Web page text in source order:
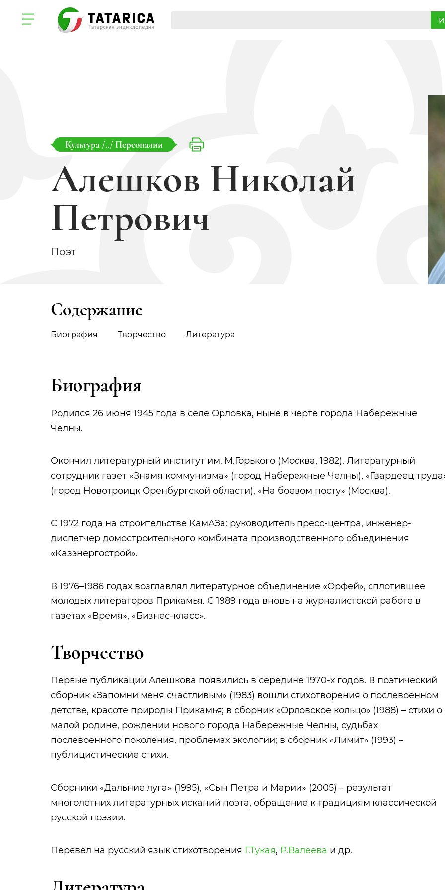
Культура /../ Персоналии
Алешков Николай
Петрович
Поэт
Содержание
Биография Творчество Литература
Биография
Родился 26 июня 1945 года в селе Орловка, ныне в черте города Набережные
Челны.
Окончил литературный институт им. М.Горького (Москва, 1982). Литературный
сотрудник газет «Знамя коммунизма» (город Набережные Челны), «Гвардеец
(город Новотроицк Оренбургской области), «На боевом посту» (Москва).
С 1972 года на строительстве КамАЗа: руководитель пресс-центра, инженер-
диспетчер домостроительного комбината производственного объединения
«Казэнергострой».
В 1976–1986 годах возглавлял литературное объединение «Орфей», сплотившее
молодых литераторов Прикамья. С 1989 года вновь на журналистской работе в
газетах «Время», «Бизнес-класс».
Творчество
Первые публикации Алешкова появились в середине 1970-х годов. В поэтический
сборник «Запомни меня счастливым» (1983) вошли стихотворения о послевоенном
детстве, красоте природы Прикамья; в сборник «Орловское кольцо» (1988) – стихи о
малой родине, рождении нового города Набережные Челны, судьбах
послевоенного поколения, проблемах экологии; в сборник «Лимит» (1993) –
публицистические стихи.
Сборники «Дальние луга» (1995), «Сын Петра и Марии» (2005) – результат
многолетних литературных исканий поэта, обращение к традициям классической
русской поэзии.
Перевел на русский язык стихотворения Г.Тукая, Р.Валеева и др.